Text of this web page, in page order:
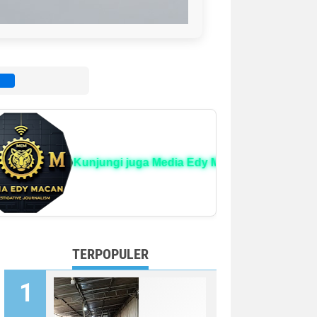
Kunjungi juga Media Edy Macan 📰
TERPOPULER